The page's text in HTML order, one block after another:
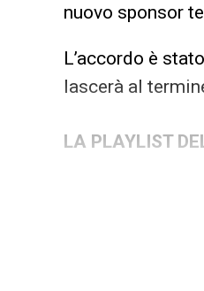
nuovo sponsor
L’accordo è
lascerà al
LA PLAYLIST